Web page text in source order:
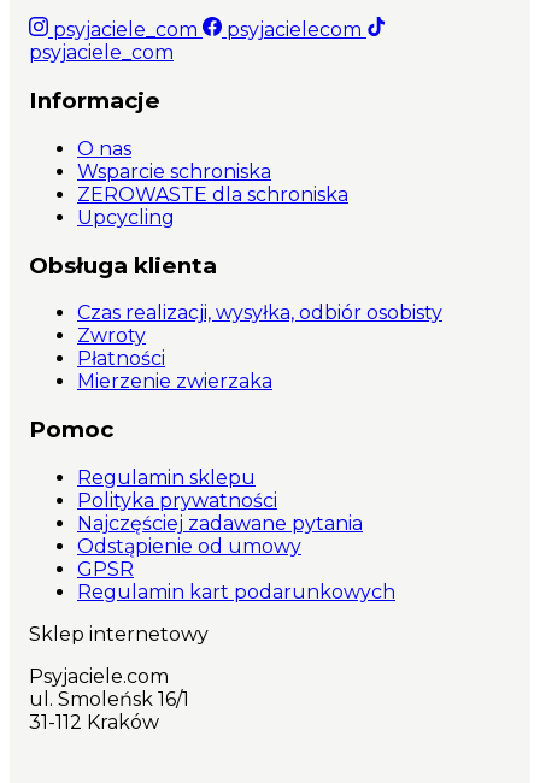
psyjaciele_com
psyjacielecom
psyjaciele_com
Informacje
O nas
Wsparcie schroniska
ZEROWASTE dla schroniska
Upcycling
Obsługa klienta
Czas realizacji, wysyłka, odbiór osobisty
Zwroty
Płatności
Mierzenie zwierzaka
Pomoc
Regulamin sklepu
Polityka prywatności
Najczęściej zadawane pytania
Odstąpienie od umowy
GPSR
Regulamin kart podarunkowych
Sklep internetowy
Psyjaciele.com
ul. Smoleńsk 16/1
31-112 Kraków